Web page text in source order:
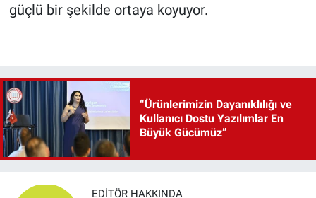
güçlü bir şekilde ortaya koyuyor.
“Ürünlerimizin Dayanıklılığı ve
Kullanıcı Dostu Yazılımlar En
Büyük Gücümüz”
EDITÖR HAKKINDA